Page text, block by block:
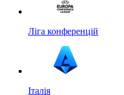
Ліга конференцій
Італія